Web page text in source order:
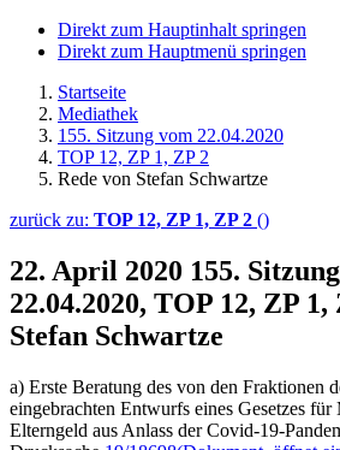
Direkt zum Hauptinhalt springen
Direkt zum Hauptmenü springen
Startseite
Mediathek
155. Sitzung vom 22.04.2020
TOP 12, ZP 1, ZP 2
Rede von Stefan Schwartze
zurück zu: TOP 12, ZP 1, ZP 2 ()
22. April 2020 155.
22.04.2020, TOP 12, ZP 1,
Stefan Schwartze
a) Erste Beratung des von den Fraktionen
eingebrachten Entwurfs eines Gesetzes für
Elterngeld aus Anlass der Covid-19-